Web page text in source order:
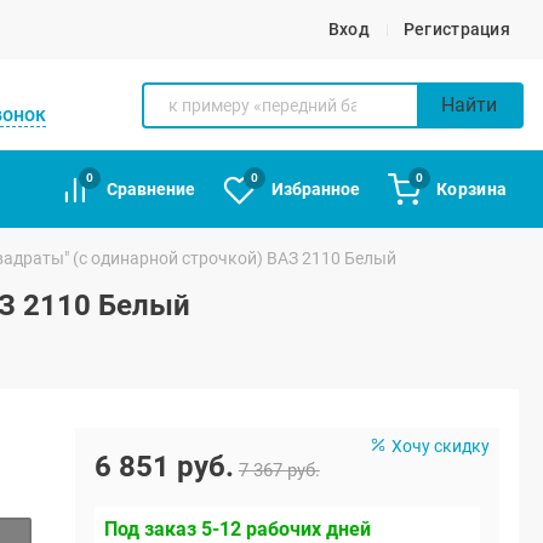
Вход Регистрация
Найти
0
Сравнение
0
Избранное
0
Корзина
(с одинарной строчкой) ВАЗ 2110 Белый
2110 Белый
Хочу скидку
6 851 руб. 7 367 руб.
Под заказ 5-12 рабочих дней